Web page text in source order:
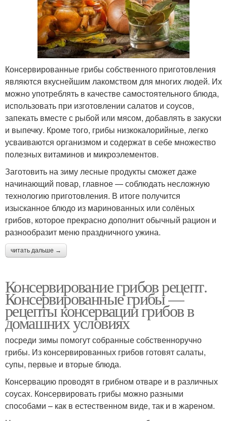
Консервированные грибы собственного приготовления
являются вкуснейшим лакомством для многих людей. Их
можно употреблять в качестве самостоятельного блюда,
использовать при изготовлении салатов и соусов,
запекать вместе с рыбой или мясом, добавлять в закуски
и выпечку. Кроме того, грибы низкокалорийные, легко
усваиваются организмом и содержат в себе множество
полезных витаминов и микроэлементов.
Заготовить на зиму лесные продукты сможет даже
начинающий повар, главное — соблюдать несложную
технологию приготовления. В итоге получится
изысканное блюдо из маринованных или солёных
грибов, которое прекрасно дополнит обычный рацион и
разнообразит меню праздничного ужина.
читать дальше →
Консервирование грибов рецепт.
Консервированные грибы —
рецепты консервации грибов в
домашних условиях
посреди зимы помогут собранные собственноручно
грибы. Из консервированных грибов готовят салаты,
супы, первые и вторые блюда.
Консервацию проводят в грибном отваре и в различных
соусах. Консервировать грибы можно разными
способами – как в естественном виде, так и в жареном.